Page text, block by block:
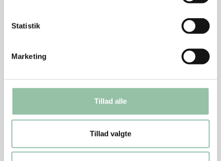
Statistik
Marketing
Tillad alle
Tillad valgte
Tips
Opskriften er fra SMÆK PÅ SMAGEN. Se mere på
Energifordeling
Nu hedder det hakket grisekød. Før hed det hakket